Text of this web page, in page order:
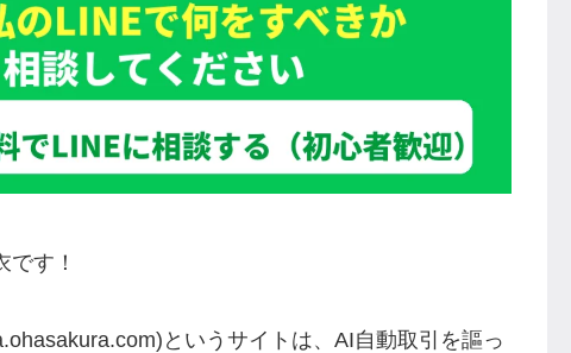
です！
というサイトは、AI自動取引を謳っ